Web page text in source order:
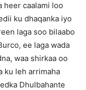
heer caalami loo
ku dhaqanka iyo
laga soo bilaabo
ee laga wada
waa shirkaa oo
ku leh arrimaha
Dhulbahante